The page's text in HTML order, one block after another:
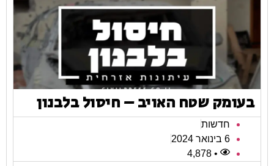
בעומק שטח האויב – חיסול בלבנון
חדשות
6 בינואר 2024
• 4,878